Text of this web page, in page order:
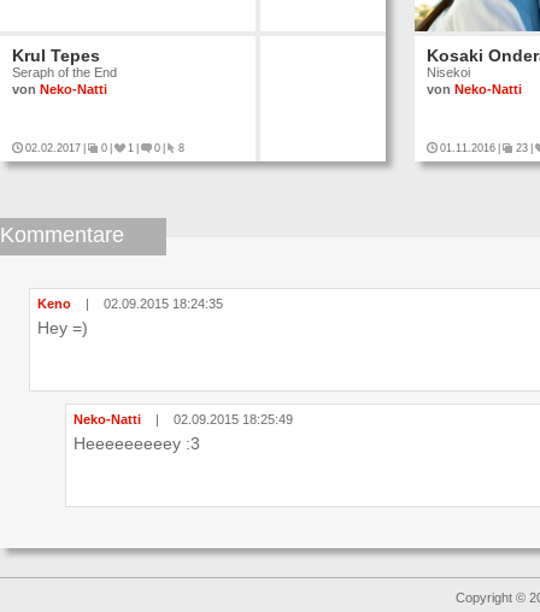
Krul Tepes
Seraph of the End
von Neko-Natti
02.02.2017 0 1 0 8
Kosaki
Nisekoi
von Neko-Natti
01.11.2016 23
Kommentare
Keno | 02.09.2015 18:24:35
Hey =)
Neko-Natti | 02.09.2015 18:25:49
Heeeeeeeeey :3
Copyright ©